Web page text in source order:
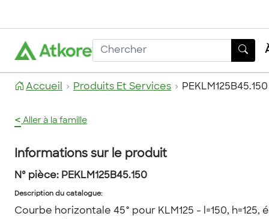
Accueil Produits Et Services PEKLM125B45.150
< Aller à la famille
Informations sur le produit
Nº pièce: PEKLM125B45.150
Description du catalogue:
Courbe horizontale 45° pour KLM125 - l=150, h=125,